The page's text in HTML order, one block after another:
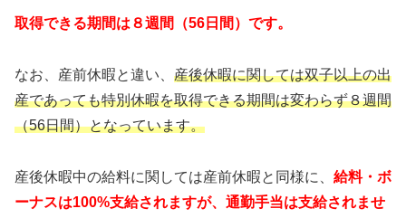
取得できる期間は８週間（56日間）です。
なお、産前休暇と違い、 産後休暇に関しては双子以上の出
産であっても特別休暇を取得できる期間は変わらず８週間
（56日間）となっています。
産後休暇中の給料に関しては産前休暇と同様に、 給料・ボ
ーナスは100%支給されますが、通勤手当は支給されませ